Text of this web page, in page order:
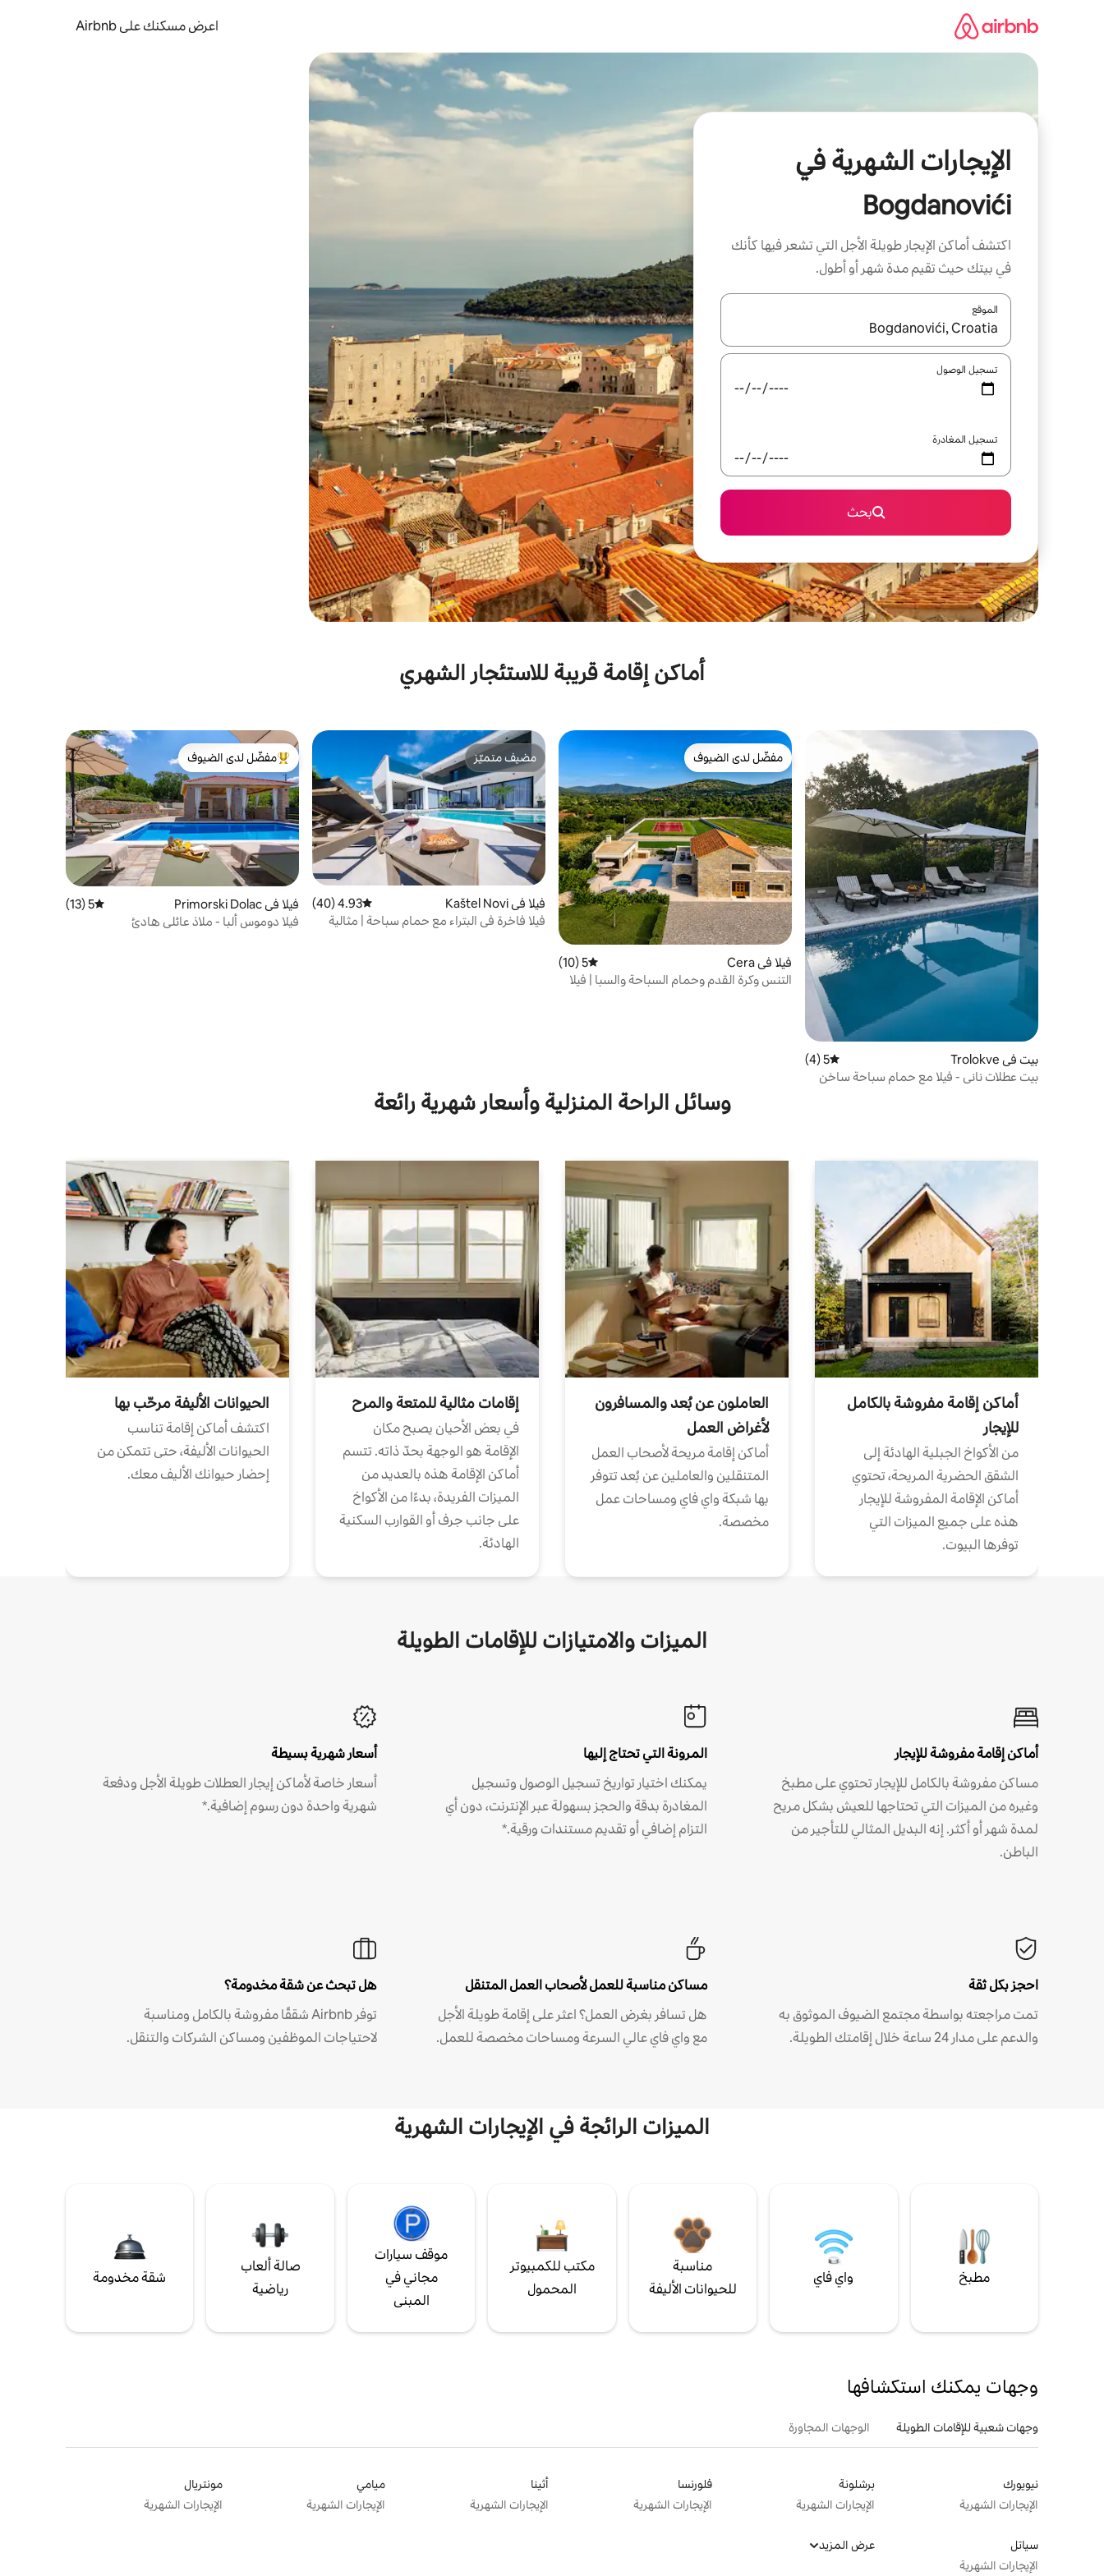
اعرض مسكنك على Airbnb
الإيجارات الشهرية في
Bogdanovići
اكتشف أماكن الإيجار طويلة الأجل التي تشعر فيها كأنك
في بيتك حيث تقيم مدة شهر أو أطول.
الموقع
عند توفر النتائج، انتقل باستخدام السهمين لأعلى ولأسفل أو استكشف عن طريق اللمس أو السحب.
تسجيل الوصول
تسجيل المغادرة
بحث
أماكن إقامة قريبة للاستئجار الشهري
بيت في Trolokve متوسط التقييم 5 من 5، 4 مراجعات
5 (4)
بيت عطلات ناني - فيلا مع حمام سباحة ساخن
مفضّل لدى الضيوف
مفضّل لدى الضيوف
فيلا في Cera متوسط التقييم 5 من 5، 10 مراجعات
5 (10)
التنس وكرة القدم وحمام السباحة والسبا | فيلا
مضيف متميّز
مضيف متميّز
فيلا في Kaštel Novi متوسط التقييم 4.93 من 5، 40 مراجعات
4.93 (40)
فيلا فاخرة في البتراء مع حمام سباحة | مثالية
من أبرز البيوت المفضّلة لدى الضيوف
مفضّل لدى الضيوف
فيلا في Primorski Dolac متوسط التقييم 5 من 5، 13 مراجعات
5 (13)
فيلا دوموس ألبا - ملاذ عائلي هادئ
وسائل الراحة المنزلية وأسعار شهرية رائعة
أماكن إقامة مفروشة بالكامل
للإيجار
من الأكواخ الجبلية الهادئة إلى
الشقق الحضرية المريحة، تحتوي
أماكن الإقامة المفروشة للإيجار
هذه على جميع الميزات التي
توفرها البيوت.
العاملون عن بُعد والمسافرون
لأغراض العمل
أماكن إقامة مريحة لأصحاب العمل
المتنقلين والعاملين عن بُعد تتوفر
بها شبكة واي فاي ومساحات عمل
مخصصة.
إقامات مثالية للمتعة والمرح
في بعض الأحيان يصبح مكان
الإقامة هو الوجهة بحدّ ذاته. تتسم
أماكن الإقامة هذه بالعديد من
الميزات الفريدة، بدءًا من الأكواخ
على جانب جرف أو القوارب السكنية
الهادئة.
الحيوانات الأليفة مرحّب بها
اكتشف أماكن إقامة تناسب
الحيوانات الأليفة، حتى تتمكن من
إحضار حيوانك الأليف معك.
الميزات والامتيازات للإقامات الطويلة
أماكن إقامة مفروشة للإيجار
مساكن مفروشة بالكامل للإيجار تحتوي على مطبخ
وغيره من الميزات التي تحتاجها للعيش بشكل مريح
لمدة شهر أو أكثر. إنه البديل المثالي للتأجير من
الباطن.
المرونة التي تحتاج إليها
يمكنك اختيار تواريخ تسجيل الوصول وتسجيل
المغادرة بدقة والحجز بسهولة عبر الإنترنت، دون أي
التزام إضافي أو تقديم مستندات ورقية.*
أسعار شهرية بسيطة
أسعار خاصة لأماكن إيجار العطلات طويلة الأجل ودفعة
شهرية واحدة دون رسوم إضافية.*
احجز بكل ثقة
تمت مراجعته بواسطة مجتمع الضيوف الموثوق به
والدعم على مدار 24 ساعة خلال إقامتك الطويلة.
مساكن مناسبة للعمل لأصحاب العمل المتنقل
هل تسافر بغرض العمل؟ اعثر على إقامة طويلة الأجل
مع واي فاي عالي السرعة ومساحات مخصصة للعمل.
هل تبحث عن شقة مخدومة؟
توفر Airbnb شققًا مفروشة بالكامل ومناسبة
لاحتياجات الموظفين ومساكن الشركات والتنقل.
الميزات الرائجة في الإيجارات الشهرية
مطبخ واي فاي
مناسبة
للحيوانات الأليفة
مكتب للكمبيوتر
المحمول
موقف سيارات
مجاني في
المبنى
صالة ألعاب
رياضية
شقة مخدومة
وجهات يمكنك استكشافها
وجهات شعبية للإقامات الطويلة الوجهات المجاورة
نيويورك
الإيجارات الشهرية
برشلونة
الإيجارات الشهرية
فلورنسا
الإيجارات الشهرية
أثينا
الإيجارات الشهرية
ميامي
الإيجارات الشهرية
مونتريال
الإيجارات الشهرية
سياتل
الإيجارات الشهرية
عرض المزيد